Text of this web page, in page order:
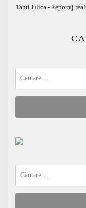
Tanti Iulica - Reportaj